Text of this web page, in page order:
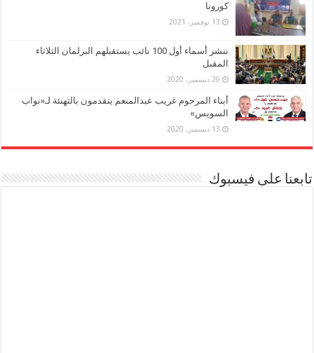
كورونا
13 نوفمبر، 2021
ننشر أسماء أول 100 نائب يستقبلهم البرلمان الثلاثاء
المقبل
20 ديسمبر، 2020
أبناء المرحوم غريب عبدالمنعم يتقدمون بالتهنئة لـ«نواب
السويس»
13 ديسمبر، 2020
تابعنا على فيسبوك